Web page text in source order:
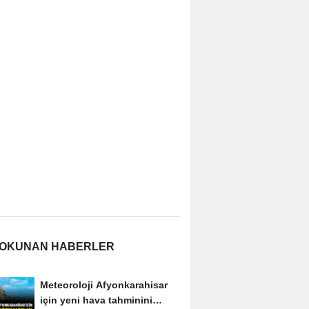
HABERLER
Meteoroloji Afyonkarahisar
için yeni hava tahminini